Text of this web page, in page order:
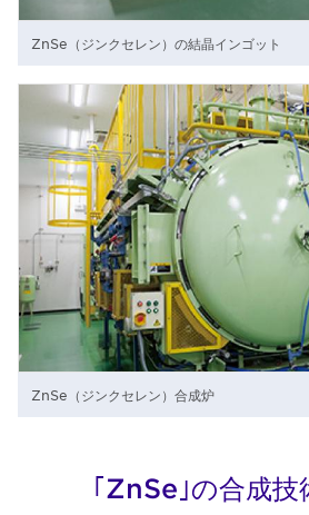
ZnSe（ジンクセレン）の結晶インゴット
ZnSe（ジンクセレン）合成炉
｢ZnSe｣の合成技